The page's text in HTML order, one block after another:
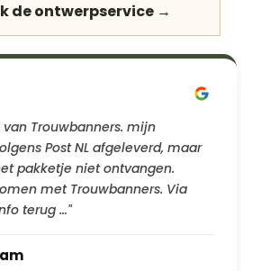
de ontwerpservice →
van Trouwbanners. mijn
Post NL afgeleverd, maar
pakketje niet ontvangen.
met Trouwbanners. Via
terug …"